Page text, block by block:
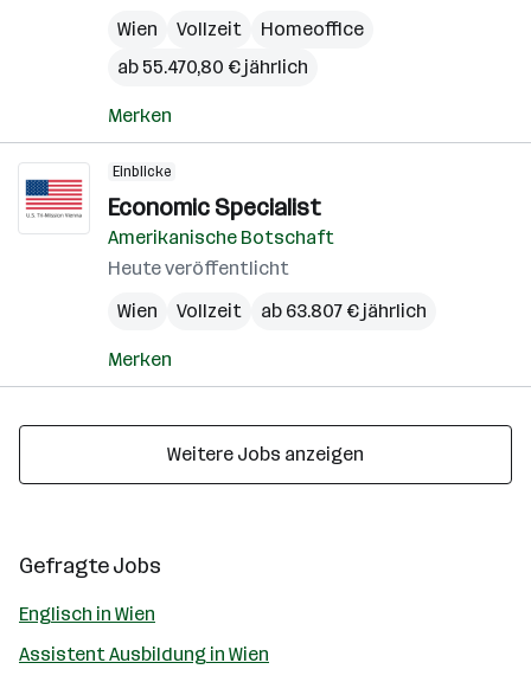
Wien
Vollzeit
Homeoffice
ab 55.470,80 € jährlich
Merken
Einblicke
Economic Specialist
Amerikanische Botschaft
Heute veröffentlicht
Wien
Vollzeit ab 63.807 € jährlich
Merken
Weitere Jobs anzeigen
Gefragte Jobs
Englisch in Wien
Assistent Ausbildung in Wien